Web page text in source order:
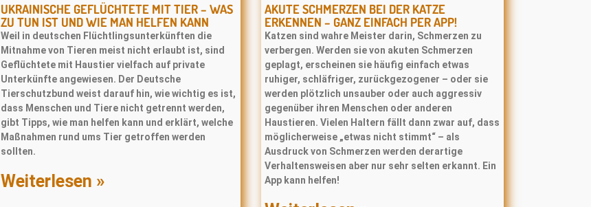
UKRAINISCHE GEFLÜCHTETE MIT TIER – WAS
ZU TUN IST UND WIE MAN HELFEN KANN
Weil in deutschen Flüchtlingsunterkünften die
Mitnahme von Tieren meist nicht erlaubt ist, sind
Geflüchtete mit Haustier vielfach auf private
Unterkünfte angewiesen. Der Deutsche
Tierschutzbund weist darauf hin, wie wichtig es ist,
dass Menschen und Tiere nicht getrennt werden,
gibt Tipps, wie man helfen kann und erklärt, welche
Maßnahmen rund ums Tier getroffen werden
sollten.
Weiterlesen »
AKUTE SCHMERZEN BEI DER KATZE
ERKENNEN – GANZ EINFACH PER APP!
Katzen sind wahre Meister darin, Schmerzen zu
verbergen. Werden sie von akuten Schmerzen
geplagt, erscheinen sie häufig einfach etwas
ruhiger, schläfriger, zurückgezogener – oder sie
werden plötzlich unsauber oder auch aggressiv
gegenüber ihren Menschen oder anderen
Haustieren. Vielen Haltern fällt dann zwar auf, dass
möglicherweise „etwas nicht stimmt“ – als
Ausdruck von Schmerzen werden derartige
Verhaltensweisen aber nur sehr selten erkannt. Ein
App kann helfen!